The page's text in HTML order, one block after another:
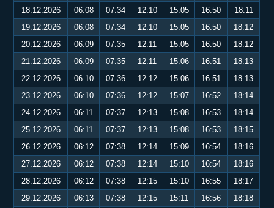
18.12.2026
06:08 07:34 12:10 15:05 16:50
18:11
19.12.2026
06:08 07:34 12:10 15:05 16:50
18:12
20.12.2026
06:09 07:35 12:11 15:05 16:50
18:12
21.12.2026
06:09 07:35 12:11 15:06 16:51
18:13
22.12.2026
06:10 07:36 12:12 15:06 16:51
18:13
23.12.2026
06:10 07:36 12:12 15:07 16:52
18:14
24.12.2026
06:11 07:37 12:13 15:08 16:53
18:14
25.12.2026
06:11 07:37 12:13 15:08 16:53
18:15
26.12.2026
06:12 07:38 12:14 15:09 16:54
18:16
27.12.2026
06:12 07:38 12:14 15:10 16:54
18:16
28.12.2026
06:12 07:38 12:15 15:10 16:55
18:17
29.12.2026
06:13 07:38 12:15 15:11 16:56
18:18